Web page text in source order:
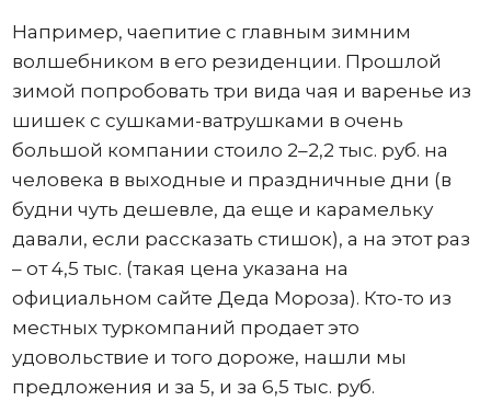
Например, чаепитие с главным зимним
волшебником в его резиденции. Прошлой
зимой попробовать три вида чая и варенье из
шишек с сушками-ватрушками в очень
большой компании стоило 2–2,2 тыс. руб. на
человека в выходные и праздничные дни (в
будни чуть дешевле, да еще и карамельку
давали, если рассказать стишок), а на этот раз
– от 4,5 тыс. (такая цена указана на
официальном сайте Деда Мороза). Кто-то из
местных туркомпаний продает это
удовольствие и того дороже, нашли мы
предложения и за 5, и за 6,5 тыс. руб.